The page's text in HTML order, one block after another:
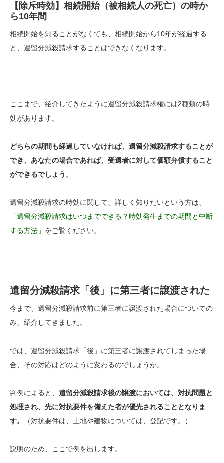
【除斥時効】相続開始（被相続人の死亡）の時か
ら10年間
相続開始を知ることがなくても、相続開始から10年が経過する
と、遺留分減殺請求することはできなくなります。
ここまで、紹介してきたように遺留分減殺請求権には2種類の時
効があります。
どちらの期間も経過していなければ、遺留分減殺請求することが
でき、あなたの場合であれば、受遺者に対して価額弁償すること
ができるでしょう。
遺留分減殺請求の時効に関して、詳しく知りたいという方は、
「遺留分減殺請求はいつまでできる？時効発生までの期間と中断
する方法」 をご覧ください。
遺留分減殺請求「後」に第三者に譲渡された
今まで、遺留分減殺請求前に第三者に譲渡された場合についての
み、紹介してきました。
では、遺留分減殺請求「後」に第三者に譲渡されてしまった場
合、その対応はどのように変わるのでしょうか。
判例によると、 遺留分減殺請求後の譲渡においては、対抗問題と
処理され、先に対抗要件を備えた者が優先されることとなりま
す。
（対抗要件は、土地や建物については、登記です。）
説明のため、ここで例を出します。